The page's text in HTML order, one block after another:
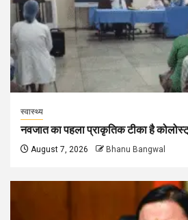
स्वास्थ्य
नवजात का पहला प्राकृतिक टीका है
August 7, 2026 Bhanu Bangwal